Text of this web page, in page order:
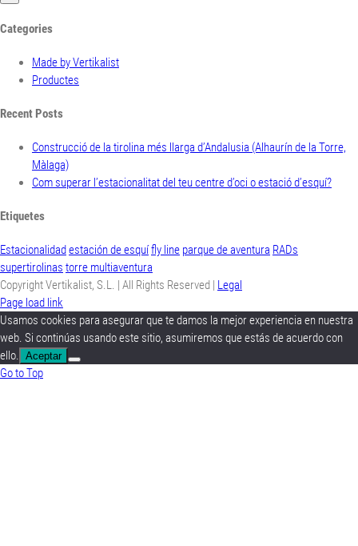
Categories
Made by Vertikalist
Productes
Recent Posts
Construcció de la tirolina més llarga d’Andalusia (Alhaurín de la Torre,
Màlaga)
Com superar l’estacionalitat del teu centre d’oci o estació d’esquí?
Etiquetes
Estacionalidadestación de esquífly line parque de aventura RADs
supertirolinas torre multiaventura
CopyrightVertikalist, S.L. | All Rights Reserved | Legal
Page load link
Usamos cookies para asegurar que te damos la mejor experiencia en nuestra
web. Si continúas usando este sitio, asumiremos que estás de acuerdo con
ello. Aceptar
Go to Top